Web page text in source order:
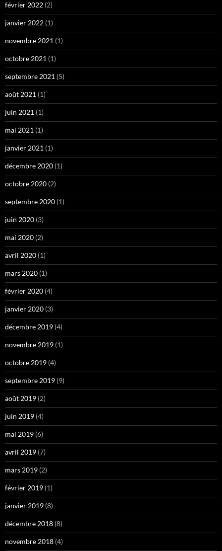
février 2022 (2)
janvier 2022 (1)
novembre 2021 (1)
octobre 2021 (1)
septembre 2021 (5)
août 2021 (1)
juin 2021 (1)
mai 2021 (1)
janvier 2021 (1)
décembre 2020 (1)
octobre 2020 (2)
septembre 2020 (1)
juin 2020 (3)
mai 2020 (2)
avril 2020 (1)
mars 2020 (1)
février 2020 (4)
janvier 2020 (3)
décembre 2019 (4)
novembre 2019 (1)
octobre 2019 (4)
septembre 2019 (9)
août 2019 (2)
juin 2019 (4)
mai 2019 (6)
avril 2019 (7)
mars 2019 (2)
février 2019 (1)
janvier 2019 (8)
décembre 2018 (8)
novembre 2018 (4)